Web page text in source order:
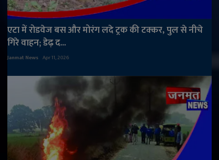
एटा में रोडवेज बस और मोरंग लदे ट्रक की टक्कर, पुल से नीचे
गिरे वाहन; डेढ़ द...
Janmat News Apr 11, 2026